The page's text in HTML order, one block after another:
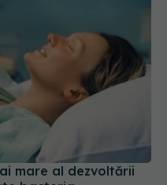
mare al dezvoltării
bacteria
cogniției